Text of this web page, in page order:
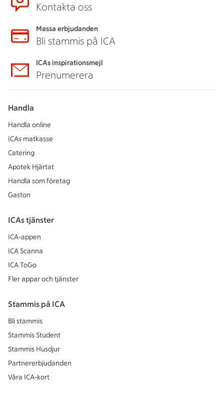
Kontakta oss
Massa erbjudanden
Bli stammis på ICA
ICAs inspirationsmejl
Prenumerera
Handla
Handla online
ICAs matkasse
Catering
Apotek Hjärtat
Handla som företag
Gaston
ICAs tjänster
ICA-appen
ICA Scanna
ICA ToGo
Fler appar och tjänster
Stammis på ICA
Bli stammis
Stammis Student
Stammis Husdjur
Partnererbjudanden
Våra ICA-kort